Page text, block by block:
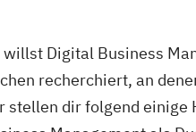
willst Digital Business
recherchiert, an
stellen dir folgend einige